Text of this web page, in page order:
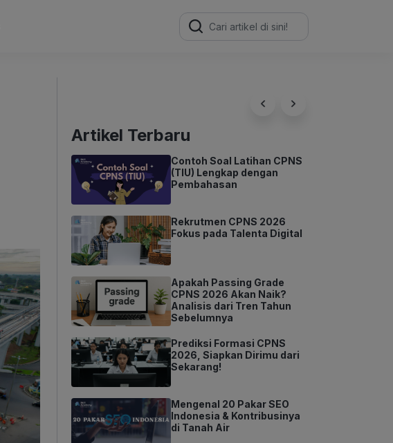
Search
for:
Artikel Terbaru
Contoh Soal Latihan CPNS
(TIU) Lengkap dengan
Pembahasan
Rekrutmen CPNS 2026
Fokus pada Talenta Digital
Apakah Passing Grade
CPNS 2026 Akan Naik?
Analisis dari Tren Tahun
Sebelumnya
Prediksi Formasi CPNS
2026, Siapkan Dirimu dari
Sekarang!
Mengenal 20 Pakar SEO
Indonesia & Kontribusinya
di Tanah Air